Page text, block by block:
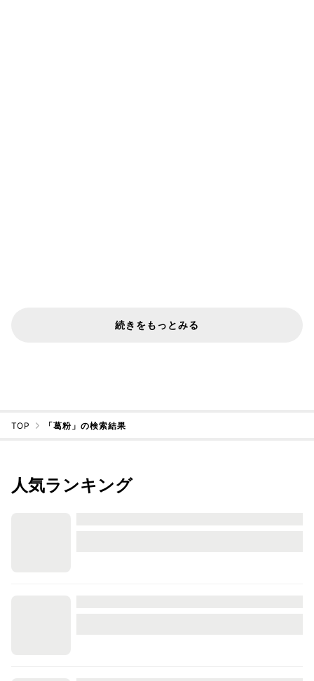
続きをもっとみる
TOP 「葛粉」の検索結果
人気ランキング